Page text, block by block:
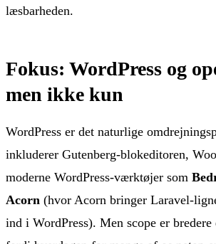
læsbarheden.
Fokus: WordPress og
men ikke kun
WordPress er det naturlige
inkluderer Gutenberg-blokeditoren,
moderne WordPress-værktøjer som
Acorn (hvor Acorn bringer Laravel-
ind i WordPress). Men scope er bredere